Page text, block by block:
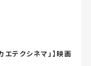
テクシネマ」】映画